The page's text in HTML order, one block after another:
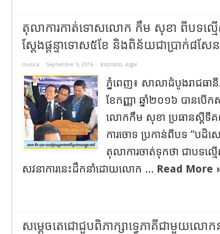
តុលាការកាត់ទោសលោក កឹម សុខា ពីបទល្ម
ស្តែងផ្តន្ទាទោស៥ខែ និងពិន័យជាប្រាក់៨សែ
molica September 9, 2016 នយោបាយ, សង្គម
ភ្នំពេញ៖ សាលាដំបូងរាជធា
ខែកញ្ញា ឆ្នាំ២០១៦ បានបើ
លោកកឹម សុខា ប្រធានស្តីទីគ
ការចោទ ប្រកាន់ពីបទ “បដិស
តុលាការចាត់ទុកថា ជាបទល្ម
សវនាការនេះដឹកនាំដោយលោក ... Read More
សម្ដេចតេជោជួបពិភាក្សាទ្វេភាគីជាមួយលោក